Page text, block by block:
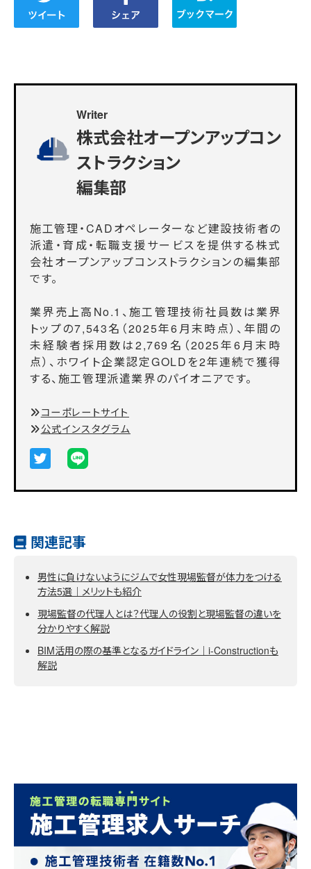
Writer
株式会社オープンアップコン
ストラクション
編集部
施工管理・CADオペレーターなど建設技術者の
派遣・育成・転職支援サービスを提供する株式
会社オープンアップコンストラクションの編集部
です。
業界売上高No.1、施工管理技術社員数は業界
トップの7,543名（2025年6月末時点）、年間の
未経験者採用数は2,769名（2025年6月末時
点）、ホワイト企業認定GOLDを2年連続で獲得
する、施工管理派遣業界のパイオニアです。
コーポレートサイト
公式インスタグラム
関連記事
男性に負けないようにジムで女性現場監督が体力をつける
方法5選｜メリットも紹介
現場監督の代理人とは？代理人の役割と現場監督の違いを
分かりやすく解説
BIM活用の際の基準となるガイドライン｜i-Constructionも
解説